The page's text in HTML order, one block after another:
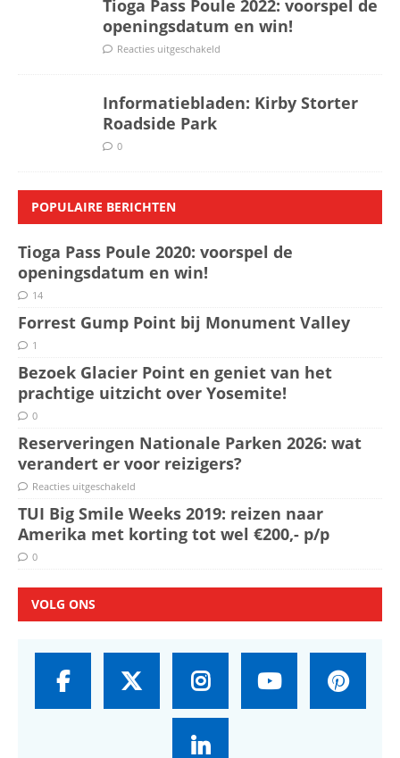
Tioga Pass Poule 2022: voorspel de
openingsdatum en win!
Reacties uitgeschakeld
Informatiebladen: Kirby Storter
Roadside Park
0
POPULAIRE BERICHTEN
Tioga Pass Poule 2020: voorspel de
openingsdatum en win!
14
Forrest Gump Point bij Monument Valley
1
Bezoek Glacier Point en geniet van het
prachtige uitzicht over Yosemite!
0
Reserveringen Nationale Parken 2026: wat
verandert er voor reizigers?
Reacties uitgeschakeld
TUI Big Smile Weeks 2019: reizen naar
Amerika met korting tot wel €200,- p/p
0
VOLG ONS